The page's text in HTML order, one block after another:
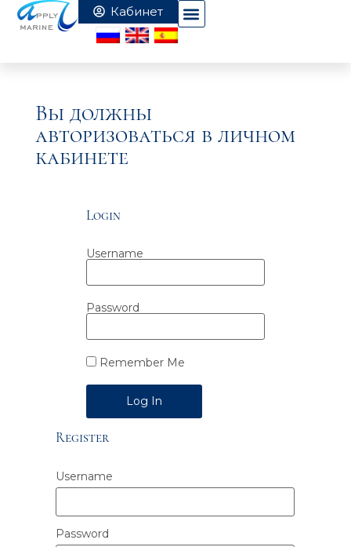
Вы должны
авторизоваться в личном
кабинете
Login
Username
Password
Remember Me
Alternative:
Register
Username
Password